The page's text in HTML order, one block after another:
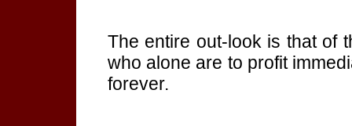
The entire out-look is that of
who alone are to profit
forever.